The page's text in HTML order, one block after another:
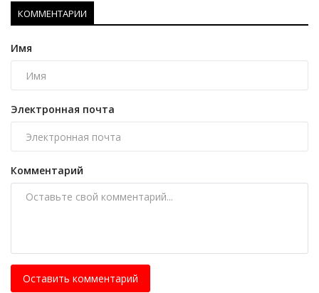
КОММЕНТАРИИ
Имя
Электронная почта
Комментарий
Оставить комментарий